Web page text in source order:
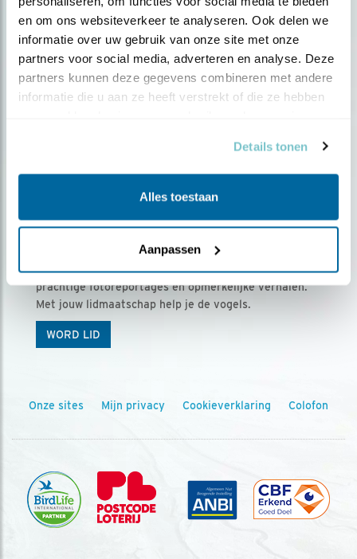
en om ons websiteverkeer te analyseren. Ook delen we
informatie over uw gebruik van onze site met onze
partners voor social media, adverteren en analyse. Deze
partners kunnen deze gegevens combineren met andere
informatie die u aan ze heeft verstrekt of die ze hebben
Details tonen
Alles toestaan
Aanpassen
Ontvang 5 x Vogels voor € 36,00 per jaar
Vogels is het tijdschrift voor onze leden, met
prachtige fotoreportages en opmerkelijke verhalen.
Met jouw lidmaatschap help je de vogels.
WORD LID
Onze sites Mijn privacy Cookieverklaring Colofon